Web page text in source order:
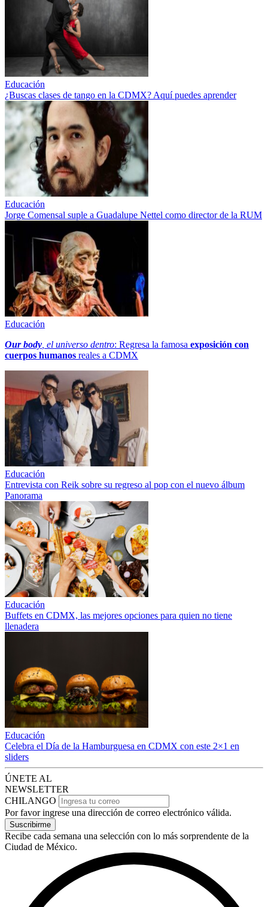
Educación
¿Buscas clases de tango en la CDMX? Aquí puedes aprender
Educación
Jorge Comensal suple a Guadalupe Nettel como director de la RUM
Educación
Our body , el universo dentro: Regresa la famosa exposición con
cuerpos humanos reales a CDMX
Educación
Entrevista con Reik sobre su regreso al pop con el nuevo álbum
Panorama
Educación
Buffets en CDMX, las mejores opciones para quien no tiene
llenadera
Educación
Celebra el Día de la Hamburguesa en CDMX con este 2×1 en
sliders
ÚNETE AL
NEWSLETTER
CHILANGO
Por favor ingrese una dirección de correo electrónico válida.
Suscribirme
Recibe cada semana una selección con lo más sorprendente de la
Ciudad de México.